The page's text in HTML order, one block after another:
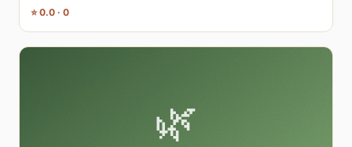
⭐ 0.0 · 0